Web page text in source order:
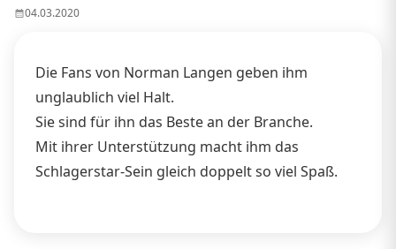
04.03.2020
Die Fans von Norman Langen geben ihm
unglaublich viel Halt.
Sie sind für ihn das Beste an der Branche.
Mit ihrer Unterstützung macht ihm das
Schlagerstar-Sein gleich doppelt so viel Spaß.